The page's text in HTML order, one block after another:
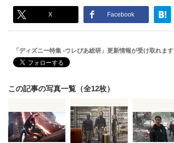
X Facebook
「ディズニー特集 -ウレぴあ総研」更新情報が受け取れます
この記事の写真一覧（全12枚）